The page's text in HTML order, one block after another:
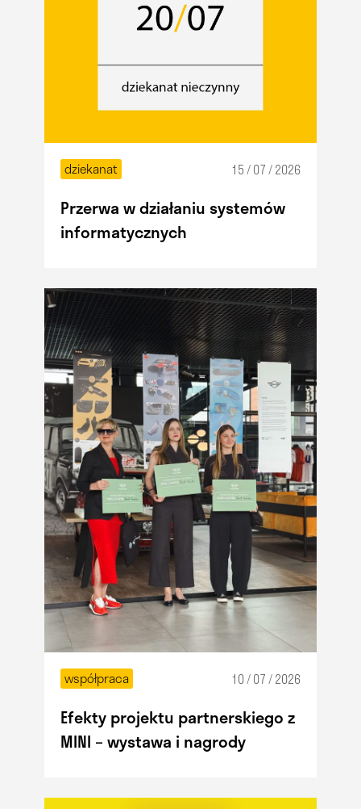
dziekanat 15 / 07 / 2026
Przerwa w działaniu systemów
informatycznych
współpraca 10 / 07 / 2026
Efekty projektu partnerskiego z
MINI – wystawa i nagrody